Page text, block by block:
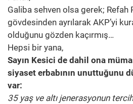
Galiba sehven olsa gerek; Refah
gövdesinden ayrılarak AKP’yi
olduğunu gözden kaçırmış…
Hepsi bir yana,
Sayın Kesici de dahil ona
siyaset erbabının unuttuğunu
var:
35 yaş ve altı jenerasyonun